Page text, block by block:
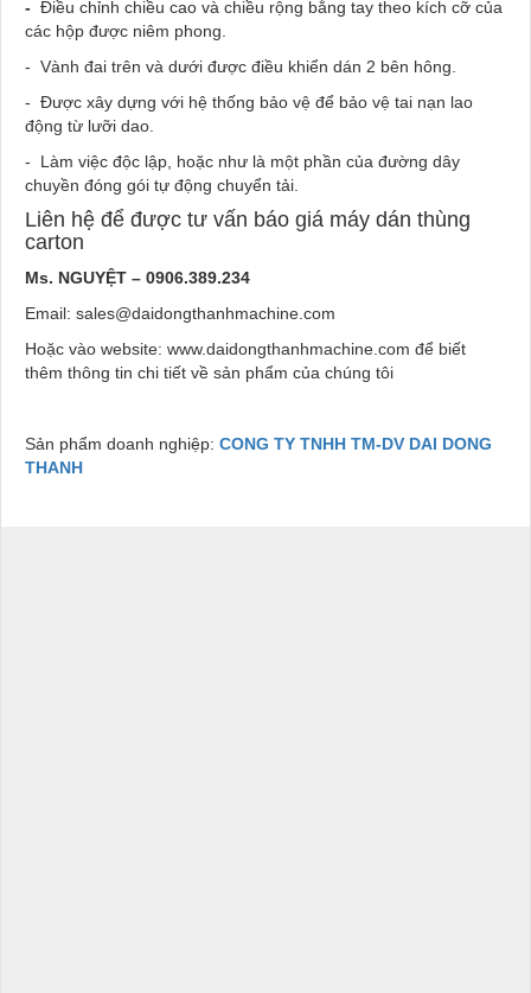
- Điều chỉnh chiều cao và chiều rộng bằng tay theo kích cỡ của
các hộp được niêm phong.
- Vành đai trên và dưới được điều khiển dán 2 bên hông.
- Được xây dựng với hệ thống bảo vệ để bảo vệ tai nạn lao
động từ lưỡi dao.
- Làm việc độc lập, hoặc như là một phần của đường dây
chuyền đóng gói tự động chuyển tải.
Liên hệ để được tư vấn báo giá máy dán thùng
carton
Ms. NGUYỆT – 0906.389.234
Email: sales@daidongthanhmachine.com
Hoặc vào website: www.daidongthanhmachine.com để biết
thêm thông tin chi tiết về sản phẩm của chúng tôi
Sản phẩm doanh nghiệp: CONG TY TNHH TM-DV DAI DONG
THANH